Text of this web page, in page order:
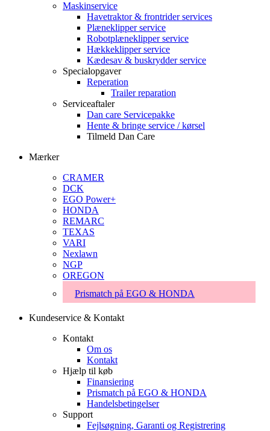
Maskinservice
Havetraktor & frontrider services
Plæneklipper service
Robotplæneklipper service
Hækkeklipper service
Kædesav & buskrydder service
Specialopgaver
Reperation
Trailer reparation
Serviceaftaler
Dan care Servicepakke
Hente & bringe service / kørsel
Tilmeld Dan Care
Mærker
CRAMER
DCK
EGO Power+
HONDA
REMARC
TEXAS
VARI
Nexlawn
NGP
OREGON
Prismatch på EGO & HONDA
Kundeservice & Kontakt
Kontakt
Om os
Kontakt
Hjælp til køb
Finansiering
Prismatch på EGO & HONDA
Handelsbetingelser
Support
Fejlsøgning, Garanti og Registrering